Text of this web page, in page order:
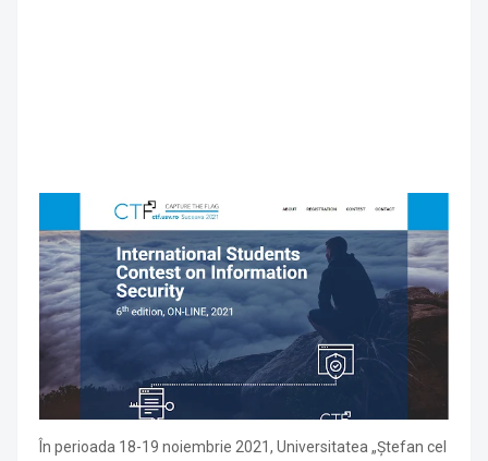
În perioada 18-19 noiembrie 2021, Universitatea „Ştefan cel